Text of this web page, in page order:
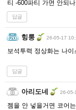
티 -600파티 가면 안되나
답글
힝룽 26-05-17
보석투력 정상화는 나
답글
아리도네 26-05-
젬을 안 넣을거면 코어